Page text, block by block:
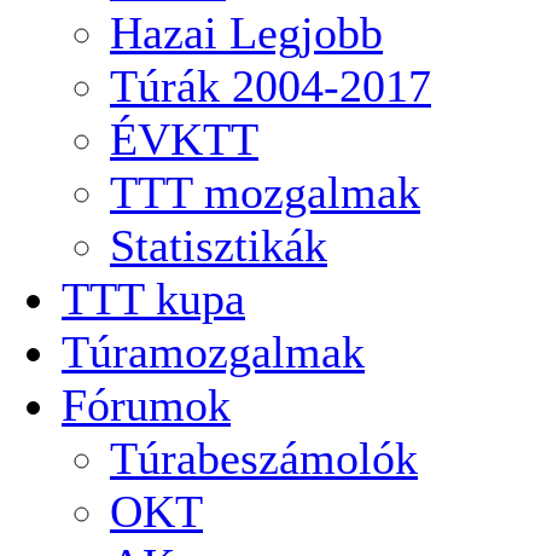
Hazai Legjobb
Túrák 2004-2017
ÉVKTT
TTT mozgalmak
Statisztikák
TTT kupa
Túramozgalmak
Fórumok
Túrabeszámolók
OKT